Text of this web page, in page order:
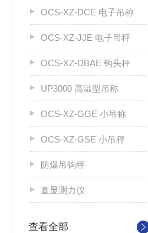
OCS-XZ-DCE 电子吊称
OCS-XZ-JJE 电子吊秤
OCS-XZ-DBAE 钩头秤
UP3000 高温型吊称
OCS-XZ-GGE 小吊称
OCS-XZ-GSE 小吊秤
防爆吊钩秤
直显测力仪
查看全部